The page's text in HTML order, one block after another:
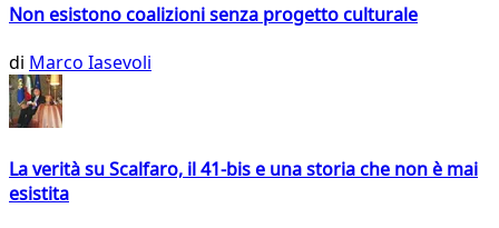
Non esistono coalizioni senza progetto culturale
di Marco Iasevoli
La verità su Scalfaro, il 41-bis e una storia che non è mai
esistita